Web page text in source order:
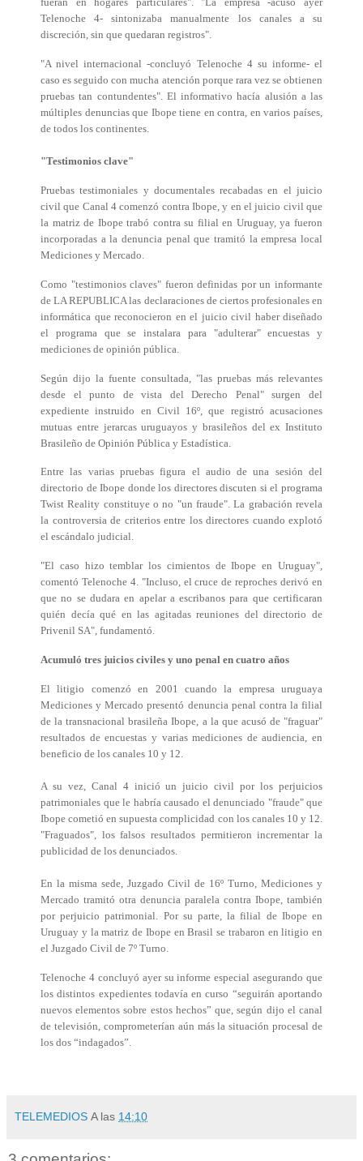
Telenoche 4- sintonizaba manualmente los canales a su
discreción, sin que quedaran registros".
"A nivel internacional -concluyó Telenoche 4 su informe- el
caso es seguido con mucha atención porque rara vez se obtienen
pruebas tan contundentes". El informativo hacía alusión a las
múltiples denuncias que Ibope tiene en contra, en varios países,
de todos los continentes.
"Testimonios clave"
Pruebas testimoniales y documentales recabadas en el juicio
civil que Canal 4 comenzó contra Ibope, y en el juicio civil que
la matriz de Ibope trabó contra su filial en Uruguay, ya fueron
incorporadas a la denuncia penal que tramitó la empresa local
Mediciones y Mercado.
Como "testimonios claves" fueron definidas por un informante
de LA REPUBLICA las declaraciones de ciertos profesionales en
informática que reconocieron en el juicio civil haber diseñado
el programa que se instalara para "adulterar" encuestas y
mediciones de opinión pública.
Según dijo la fuente consultada, "las pruebas más relevantes
desde el punto de vista del Derecho Penal" surgen del
expediente instruido en Civil 16º, que registró acusaciones
mutuas entre jerarcas uruguayos y brasileños del ex Instituto
Brasileño de Opinión Pública y Estadística.
Entre las varias pruebas figura el audio de una sesión del
directorio de Ibope donde los directores discuten si el programa
Twist Reality constituye o no "un fraude". La grabación revela
la controversia de criterios entre los directores cuando explotó
el escándalo judicial.
"El caso hizo temblar los cimientos de Ibope en Uruguay",
comentó Telenoche 4. "Incluso, el cruce de reproches derivó en
que no se dudara en apelar a escribanos para que certificaran
quién decía qué en las agitadas reuniones del directorio de
Privenil SA", fundamentó.
Acumuló tres juicios civiles y uno penal en cuatro años
El litigio comenzó en 2001 cuando la empresa uruguaya
Mediciones y Mercado presentó denuncia penal contra la filial
de la transnacional brasileña Ibope, a la que acusó de "fraguar"
resultados de encuestas y varias mediciones de audiencia, en
beneficio de los canales 10 y 12.
A su vez, Canal 4 inició un juicio civil por los perjuicios
patrimoniales que le habría causado el denunciado "fraude" que
Ibope cometió en supuesta complicidad con los canales 10 y 12.
"Fraguados", los falsos resultados permitieron incrementar la
publicidad de los denunciados.
En la misma sede, Juzgado Civil de 16º Turno, Mediciones y
Mercado tramitó otra denuncia paralela contra Ibope, también
por perjuicio patrimonial. Por su parte, la filial de Ibope en
Uruguay y la matriz de Ibope en Brasil se trabaron en litigio en
el Juzgado Civil de 7º Turno.
Telenoche 4 concluyó ayer su informe especial asegurando que
los distintos expedientes todavía en curso “seguirán aportando
nuevos elementos sobre estos hechos” que, según dijo el canal
de televisión, comprometerían aún más la situación procesal de
los dos “indagados”.
TELEMEDIOS A las 14:10